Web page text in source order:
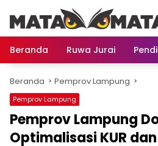
konten
Beranda
Ruwa Jurai
Beranda Pemprov Lampung
Pemprov Lampung
Pemprov Lampung
Optimalisasi KUR